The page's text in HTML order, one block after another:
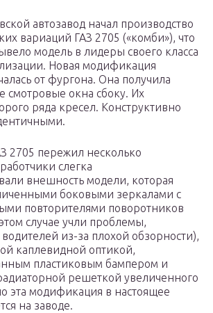
автозавод начал производство
вариаций ГАЗ 2705 («комби»), что
модель в лидеры своего класса
Новая модификация
от фургона. Она получила
смотровые окна сбоку. Их
ряда кресел. Конструктивно
2705 пережил несколько
слегка
внешность модели, которая
боковыми зеркалами с
повторителями поворотников
случае учли проблемы,
из-за плохой обзорности),
каплевидной оптикой,
пластиковым бампером и
решеткой увеличенного
эта модификация в настоящее
на заводе.